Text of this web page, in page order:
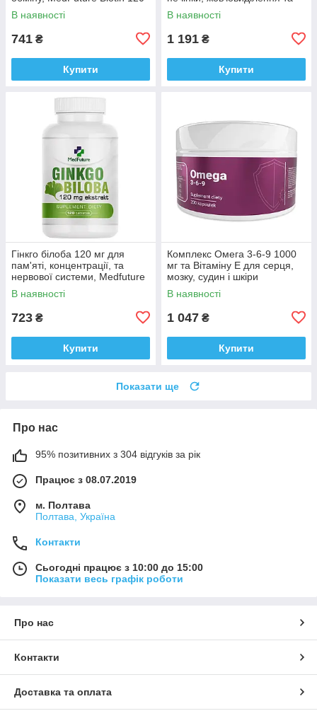
таблеток Доставка з ЄС
В наявності
741 ₴
Купити
травлення Medfuture
Artichoke 650 mg, 60 кап.
В наявності
1 191 ₴
Купити
Гінкго білоба 120 мг для
пам'яті, концентрації, та
нервової системи, Medfuture
Ginkgo Biloba Extract 120
таблеток Доставка з ЄС
В наявності
723 ₴
Купити
Комплекс Омега 3-6-9 1000
мг та Вітаміну E для серця,
мозку, судин і шкіри
Medfuture Omega 3-6-9, 200
капсул Доставка з ЄС
В наявності
1 047 ₴
Купити
Показати ще
Про нас
95% позитивних з 304 відгуків за рік
Працює з 08.07.2019
м. Полтава
Полтава, Україна
Контакти
Сьогодні працює з 10:00 до 15:00
Показати весь графік роботи
Про нас
Контакти
Доставка та оплата